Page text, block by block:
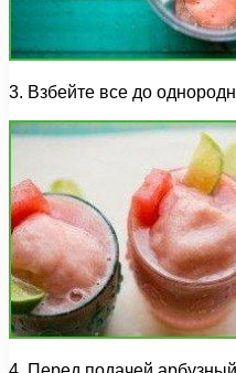
3. Взбейте все до